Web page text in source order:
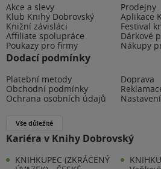
Akce a slevy
Prodejny
Klub Knihy Dobrovský
Aplikace
Knižní závisláci
Festival
Affiliate spolupráce
Dárkové
Poukazy pro firmy
Nákupy
Dodací podmínky
Platební metody
Doprava
Obchodní podmínky
Ochrana osobních údajů
Vše důležité
Kariéra v Knihy Dobrovský
KNIHKUPEC (ZKRÁCENÝ